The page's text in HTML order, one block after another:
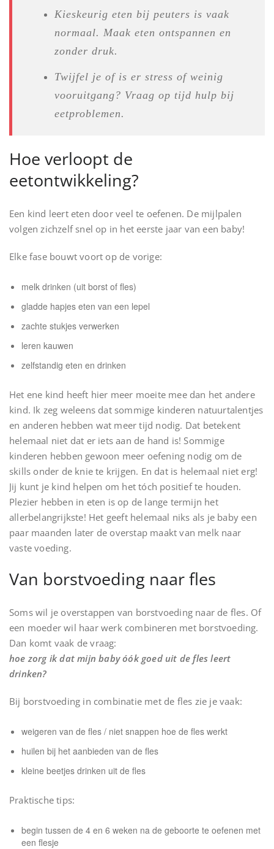
Kieskeurig eten bij peuters is vaak
normaal. Maak eten ontspannen en
zonder druk.
Twijfel je of is er stress of weinig
vooruitgang? Vraag op tijd hulp bij
eetproblemen.
Hoe verloopt de
eetontwikkeling?
Een kind leert eten door veel te oefenen. De mijlpalen
volgen zichzelf snel op in het eerste jaar van een baby!
Elke fase bouwt voort op de vorige:
melk drinken (uit borst of fles)
gladde hapjes eten van een lepel
zachte stukjes verwerken
leren kauwen
zelfstandig eten en drinken
Het ene kind heeft hier meer moeite mee dan het andere
kind. Ik zeg weleens dat sommige kinderen natuurtalentjes
en anderen hebben wat meer tijd nodig. Dat betekent
helemaal niet dat er iets aan de hand is! Sommige
kinderen hebben gewoon meer oefening nodig om de
skills onder de knie te krijgen. En dat is helemaal niet erg!
Jij kunt je kind helpen om het tóch positief te houden.
Plezier hebben in eten is op de lange termijn het
allerbelangrijkste! Het geeft helemaal niks als je baby een
paar maanden later de overstap maakt van melk naar
vaste voeding.
Van borstvoeding naar fles
Soms wil je overstappen van borstvoeding naar de fles. Of
een moeder wil haar werk combineren met borstvoeding.
Dan komt vaak de vraag:
hoe zorg ik dat mijn baby óók goed uit de fles leert
drinken?
Bij borstvoeding in combinatie met de fles zie je vaak:
weigeren van de fles / niet snappen hoe de fles werkt
huilen bij het aanbieden van de fles
kleine beetjes drinken uit de fles
Praktische tips:
begin tussen de 4 en 6 weken na de geboorte te oefenen met
een flesje